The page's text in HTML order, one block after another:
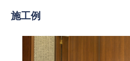
施工例